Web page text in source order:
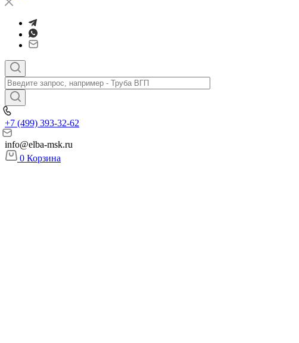
+7 (499) 393-32-62
info@elba-msk.ru
0 Корзина